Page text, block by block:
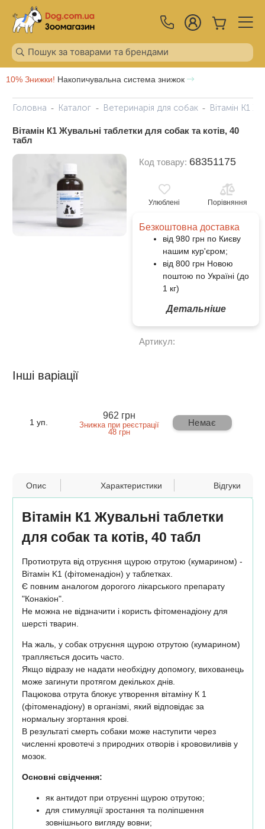
10% Знижки! Накопичувальна система знижок
Головна Каталог Ветеринарія для собак Вітамін К1
Вітамін К1 Жувальні таблетки для собак та котів, 40
табл
Код товару: 68351175
Улюблені Порівняння
Безкоштовна доставка
від 980 грн по Києву
нашим кур'єром;
від 800 грн Новою
поштою по Україні (до
1 кг)
Детальніше
Артикул:
Інші варіації
1 уп.
962 грн
Знижка при реєстрації
48 грн
Немає
Опис Характеристики Відгуки
Вітамін К1 Жувальні таблетки
для собак та котів, 40 табл
Протиотрута від отруєння щурою отрутою (кумарином) -
Вітамін K1 (фітоменадіон) у таблетках.
Є повним аналогом дорогого лікарського препарату
"Конакіон".
Не можна не відзначити і користь фітоменадіону для
шерсті тварин.
На жаль, у собак отруєння щурою отрутою (кумарином)
трапляється досить часто.
Якщо відразу не надати необхідну допомогу, вихованець
може загинути протягом декількох днів.
Пацюкова отрута блокує утворення вітаміну К 1
(фітоменадіону) в організмі, який відповідає за
нормальну згортання крові.
В результаті смерть собаки може наступити через
численні кровотечі з природних отворів і крововиливів у
мозок.
Основні свідчення:
як антидот при отруєнні щурою отрутою;
для стимуляції зростання та поліпшення
зовнішнього вигляду вовни;